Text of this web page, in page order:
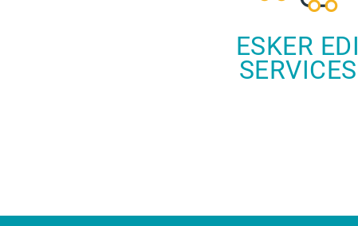
ESKER EDI
SERVICES